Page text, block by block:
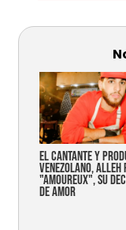
EL CANTANTE Y
VENEZOLANO, ALLEH
"AMOUREUX", SU
DE AMOR